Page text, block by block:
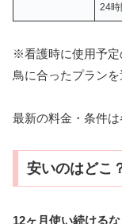
24時
※看護時に使用予定
鳥に合ったプランを
最新の料金・条件は
安いのはどこ
12ヶ月使い続ける